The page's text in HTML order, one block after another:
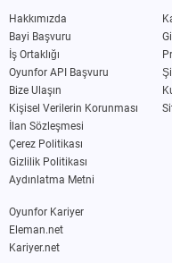
Hakkımızda
Bayi Başvuru
İş Ortaklığı
Oyunfor API Başvuru
Bize Ulaşın
Kişisel Verilerin Korunması
İlan Sözleşmesi
Çerez Politikası
Gizlilik Politikası
Aydınlatma Metni
Oyunfor Kariyer
Eleman.net
Kariyer.net